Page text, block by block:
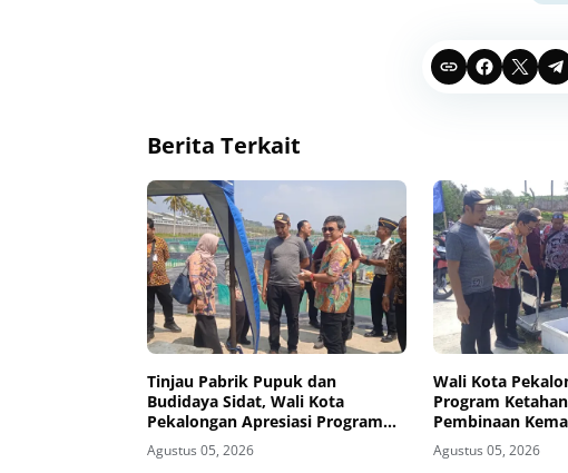
Berita Terkait
Tinjau Pabrik Pupuk dan
Budidaya Sidat, Wali Kota
Pekalongan Apresiasi Program
Ketahanan Pangan di
Nusakambangan
Agustus 05, 2026
Wali Kota
Program
Pembinaan
Nusakambangan
Agustus 05, 2026